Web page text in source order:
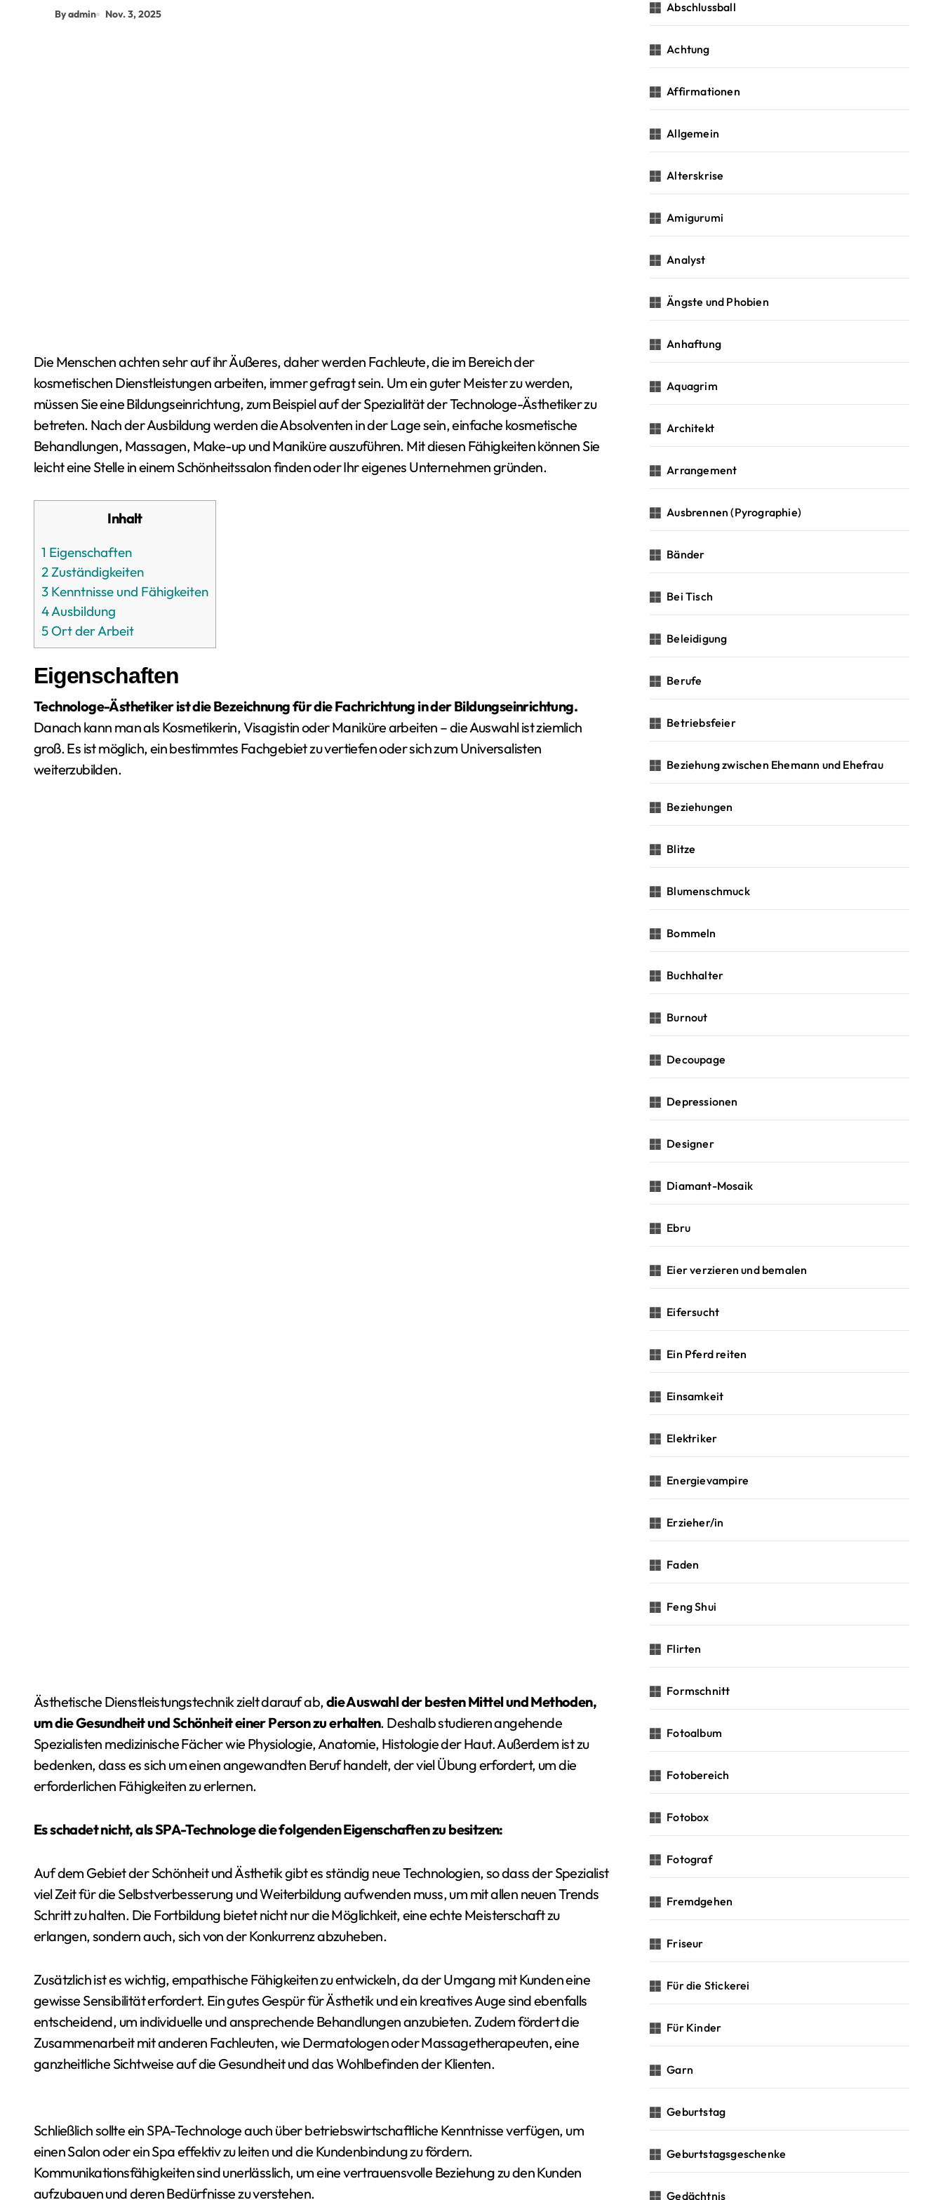
By admin Nov. 3, 2025
Die Menschen achten sehr auf ihr Äußeres, daher werden Fachleute, die im Bereich der
kosmetischen Dienstleistungen arbeiten, immer gefragt sein. Um ein guter Meister zu werden,
müssen Sie eine Bildungseinrichtung, zum Beispiel auf der Spezialität der Technologe-Ästhetiker zu
betreten. Nach der Ausbildung werden die Absolventen in der Lage sein, einfache kosmetische
Behandlungen, Massagen, Make-up und Maniküre auszuführen. Mit diesen Fähigkeiten können Sie
leicht eine Stelle in einem Schönheitssalon finden oder Ihr eigenes Unternehmen gründen.
Inhalt
1 Eigenschaften
2Zuständigkeiten
3 Kenntnisse und Fähigkeiten
4Ausbildung
5 Ort der Arbeit
Eigenschaften
Technologe-Ästhetiker ist die Bezeichnung für die Fachrichtung in der Bildungseinrichtung.
Danach kann man als Kosmetikerin, Visagistin oder Maniküre arbeiten – die Auswahl ist ziemlich
groß. Es ist möglich, ein bestimmtes Fachgebiet zu vertiefen oder sich zum Universalisten
weiterzubilden.
Ästhetische Dienstleistungstechnik zielt darauf ab,die Auswahl der besten Mittel und Methoden,
um die Gesundheit und Schönheit einer Person zu erhalten. Deshalb studieren angehende
Spezialisten medizinische Fächer wie Physiologie, Anatomie, Histologie der Haut. Außerdem ist zu
bedenken, dass es sich um einen angewandten Beruf handelt, der viel Übung erfordert, um die
erforderlichen Fähigkeiten zu erlernen.
Es schadet nicht, als SPA-Technologe die folgenden Eigenschaften zu besitzen:
Auf dem Gebiet der Schönheit und Ästhetik gibt es ständig neue Technologien, so dass der Spezialist
viel Zeit für die Selbstverbesserung und Weiterbildung aufwenden muss, um mit allen neuen Trends
Schritt zu halten. Die Fortbildung bietet nicht nur die Möglichkeit, eine echte Meisterschaft zu
erlangen, sondern auch, sich von der Konkurrenz abzuheben.
Zusätzlich ist es wichtig, empathische Fähigkeiten zu entwickeln, da der Umgang mit Kunden eine
gewisse Sensibilität erfordert. Ein gutes Gespür für Ästhetik und ein kreatives Auge sind ebenfalls
entscheidend, um individuelle und ansprechende Behandlungen anzubieten. Zudem fördert die
Zusammenarbeit mit anderen Fachleuten, wie Dermatologen oder Massagetherapeuten, eine
ganzheitliche Sichtweise auf die Gesundheit und das Wohlbefinden der Klienten.
Schließlich sollte ein SPA-Technologe auch über betriebswirtschaftliche Kenntnisse verfügen, um
einen Salon oder ein Spa effektiv zu leiten und die Kundenbindung zu fördern.
Kommunikationsfähigkeiten sind unerlässlich, um eine vertrauensvolle Beziehung zu den Kunden
aufzubauen und deren Bedürfnisse zu verstehen.
c
Abschlussball
Achtung
Affirmationen
Allgemein
Alterskrise
Amigurumi
Analyst
Ängste und Phobien
Anhaftung
Aquagrim
Architekt
Arrangement
Ausbrennen (Pyrographie)
Bänder
Bei Tisch
Beleidigung
Berufe
Betriebsfeier
Beziehung zwischen Ehemann und Ehefrau
Beziehungen
Blitze
Blumenschmuck
Bommeln
Buchhalter
Burnout
Decoupage
Depressionen
Designer
Diamant-Mosaik
Ebru
Eier verzieren und bemalen
Eifersucht
Ein Pferd reiten
Einsamkeit
Elektriker
Energievampire
Erzieher/in
Faden
Feng Shui
Flirten
Formschnitt
Fotoalbum
Fotobereich
Fotobox
Fotograf
Fremdgehen
Friseur
Für die Stickerei
Für Kinder
Garn
Geburtstag
Geburtstagsgeschenke
Gedächtnis